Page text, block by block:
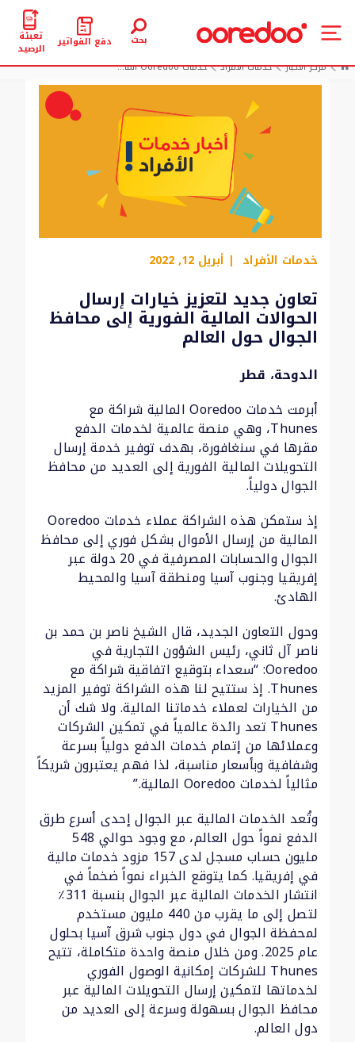
بحث دفع الفواتير تعبئة
الرصيد
مركز الأخبار
خدمات الأفراد خدمات Ooredoo الما...
خدمات الأفراد | أبريل 12, 2022
تعاون جديد لتعزيز خيارات إرسال
الحوالات المالية الفورية إلى محافظ
الجوال حول العالم
الدوحة، قطر
أبرمت خدمات Ooredoo المالية شراكة مع
Thunes، وهي منصة عالمية لخدمات الدفع
مقرها في سنغافورة، بهدف توفير خدمة إرسال
التحويلات المالية الفورية إلى العديد من محافظ
الجوال دولياً.
إذ ستمكن هذه الشراكة عملاء خدمات Ooredoo
المالية من إرسال الأموال بشكل فوري إلى محافظ
الجوال والحسابات المصرفية في 20 دولة عبر
إفريقيا وجنوب آسيا ومنطقة آسيا والمحيط
الهادئ.
وحول التعاون الجديد، قال الشيخ ناصر بن حمد بن
ناصر آل ثاني، رئيس الشؤون التجارية في
Ooredoo: “سعداء بتوقيع اتفاقية شراكة مع
Thunes. إذ ستتيح لنا هذه الشراكة توفير المزيد
من الخيارات لعملاء خدماتنا المالية. ولا شك أن
Thunes تعد رائدة عالمياً في تمكين الشركات
وعملائها من إتمام خدمات الدفع دولياً بسرعة
وشفافية وبأسعار مناسبة، لذا فهم يعتبرون شريكاً
مثالياً لخدمات Ooredoo المالية.”
وتُعد الخدمات المالية عبر الجوال إحدى أسرع طرق
الدفع نمواً حول العالم، مع وجود حوالي 548
مليون حساب مسجل لدى 157 مزود خدمات مالية
في إفريقيا. كما يتوقع الخبراء نمواً ضخماً في
انتشار الخدمات المالية عبر الجوال بنسبة 311٪
لتصل إلى ما يقرب من 440 مليون مستخدم
لمحفظة الجوال في دول جنوب شرق آسيا بحلول
عام 2025. ومن خلال منصة واحدة متكاملة، تتيح
Thunes للشركات إمكانية الوصول الفوري
لخدماتها لتمكين إرسال التحويلات المالية عبر
محافظ الجوال بسهولة وسرعة إلى العديد من
دول العالم.